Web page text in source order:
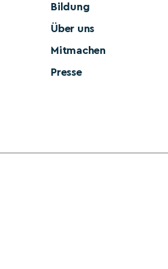
Bildung
Über uns
Mitmachen
Presse